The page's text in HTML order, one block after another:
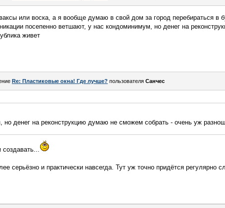
или воска, а я вообще думаю в свой дом за город перебираться в
посепенно ветшают, у нас кондоминимум, но денег на
живет
Re: Пластиковые окна! Где лучше? пользователя Санчес
денег на реконструкцию думаю не сможем собрать - очень уж
серьёзно и практически навсегда. Тут уж точно придётся регулярно